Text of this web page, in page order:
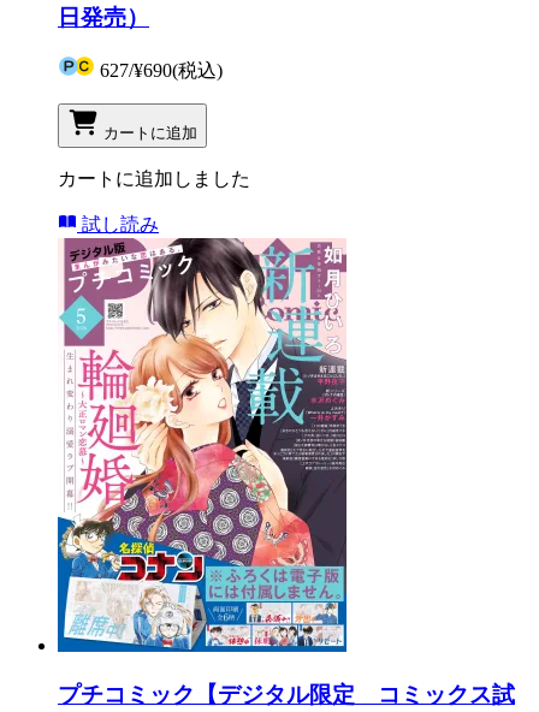
日発売）
627/¥690(税込)
カートに追加
カートに追加しました
試し読み
プチコミック【デジタル限定 コミックス試